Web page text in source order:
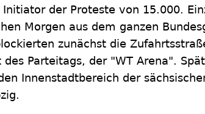
der Proteste von 15.000.
Morgen aus dem ganzen
zunächst die
Parteitags, der "WT Arena".
Innenstadtbereich der